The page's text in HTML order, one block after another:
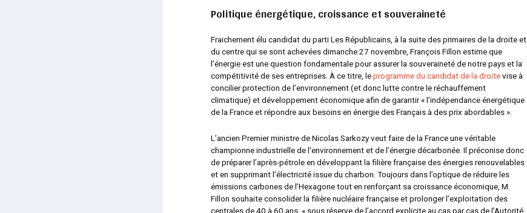
Politique énergétique, croissance et souveraineté
Fraichement élu candidat du parti Les Républicains, à la suite des primaires de la droite et
du centre qui se sont achevées dimanche 27 novembre, François Fillon estime que
l’énergie est une question fondamentale pour assurer la souveraineté de notre pays et la
compétitivité de ses entreprises. À ce titre, leprogramme du candidat de la droitevise à
concilier protection de l’environnement (et donc lutte contre le réchauffement
climatique) et développement économique afin de garantir «l’indépendance énergétique
de la France et répondre aux besoins en énergie des Français à des prix abordables ».
L’ancien Premier ministre de Nicolas Sarkozy veut faire de la France une véritable
championne industrielle de l’environnement et de l’énergie décarbonée. Il préconise donc
de préparer l’après-pétrole en développant la filière française des énergies renouvelables
et en supprimant l’électricité issue du charbon. Toujours dans l’optique de réduire les
émissions carbones de l’Hexagone tout en renforçant sa croissance économique, M.
Fillon souhaite consolider la filière nucléaire française et prolonger l’exploitation des
centrales de 40 à 60 ans, « sous réserve de l’accord explicite au cas par cas de l’Autorité